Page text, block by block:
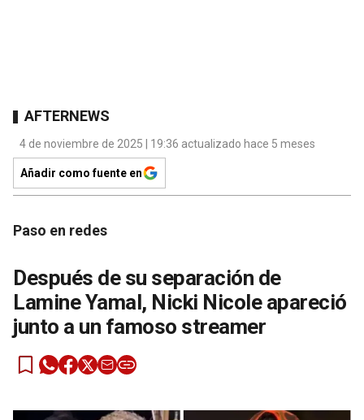
AFTERNEWS
4 de noviembre de 2025 | 19:36 actualizado hace 5 meses
Añadir como fuente en
Paso en redes
Después de su separación de
Lamine Yamal, Nicki Nicole apareció
junto a un famoso streamer